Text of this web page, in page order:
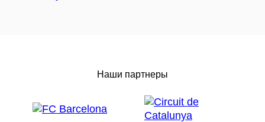
Наши партнеры